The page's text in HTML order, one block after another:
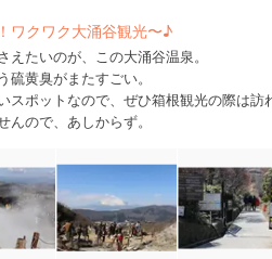
ワクワク大涌谷観光〜♪
たいのが、この大涌谷温泉。
黄臭がまたすごい。
スポットなので、ぜひ箱根観光の際は訪
ので、あしからず。